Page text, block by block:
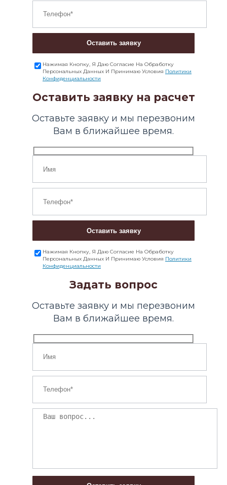
Оставить заявку
Нажимая Кнопку, Я Даю Согласие На Обработку
Персональных Данных И Принимаю Условия Политики
Конфиденциальности
Оставить заявку на расчет
Оставьте заявку и мы перезвоним
Вам в ближайшее время.
Оставить заявку
Нажимая Кнопку, Я Даю Согласие На Обработку
Персональных Данных И Принимаю Условия Политики
Конфиденциальности
Задать вопрос
Оставьте заявку и мы перезвоним
Вам в ближайшее время.